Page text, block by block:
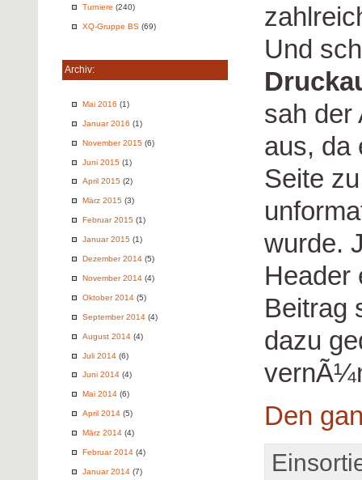
Turniere (240)
XQ-Gruppe BS (69)
Archiv:
Mai 2016 (1)
Januar 2016 (1)
November 2015 (6)
Juni 2015 (1)
April 2015 (2)
März 2015 (3)
Februar 2015 (1)
Januar 2015 (1)
Dezember 2014 (5)
November 2014 (4)
Oktober 2014 (5)
September 2014 (4)
August 2014 (4)
Juli 2014 (6)
Juni 2014 (4)
Mai 2014 (6)
April 2014 (5)
März 2014 (4)
Februar 2014 (4)
Januar 2014 (7)
Und
sah der
aus, da
Seite
wurde.
Header
Beitrag
dazu
Den